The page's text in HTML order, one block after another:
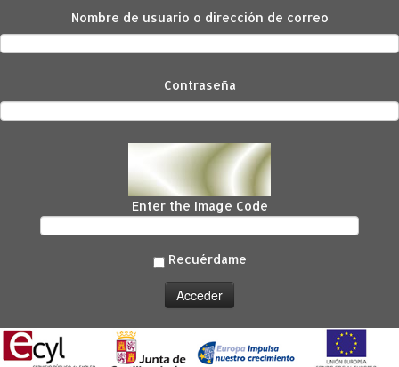
Nombre de usuario o dirección de correo
Contraseña
Enter the Image Code
Recuérdame